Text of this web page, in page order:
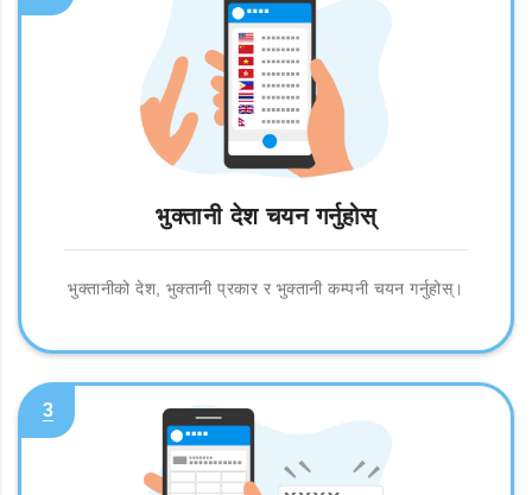
भुक्तानी देश चयन गर्नुहोस्
भुक्तानीको देश, भुक्तानी प्रकार र भुक्तानी कम्पनी चयन गर्नुहोस्।
3